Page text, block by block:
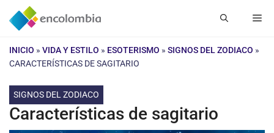
Saltar
INICIO » VIDA Y ESTILO » ESOTERISMO » SIGNOS DEL ZODIACO »
CARACTERÍSTICAS DE SAGITARIO
SIGNOS DEL ZODIACO
Características de sagitario